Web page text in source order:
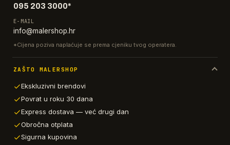
095 203 3000*
E-MAIL
info@malershop.hr
*Cijena poziva naplaćuje se prema cjeniku tvog operatera.
ZAŠTO MALERSHOP
Ekskluzivni brendovi
Povrat u roku 30 dana
Express dostava — već drugi dan
Obročna otplata
Sigurna kupovina